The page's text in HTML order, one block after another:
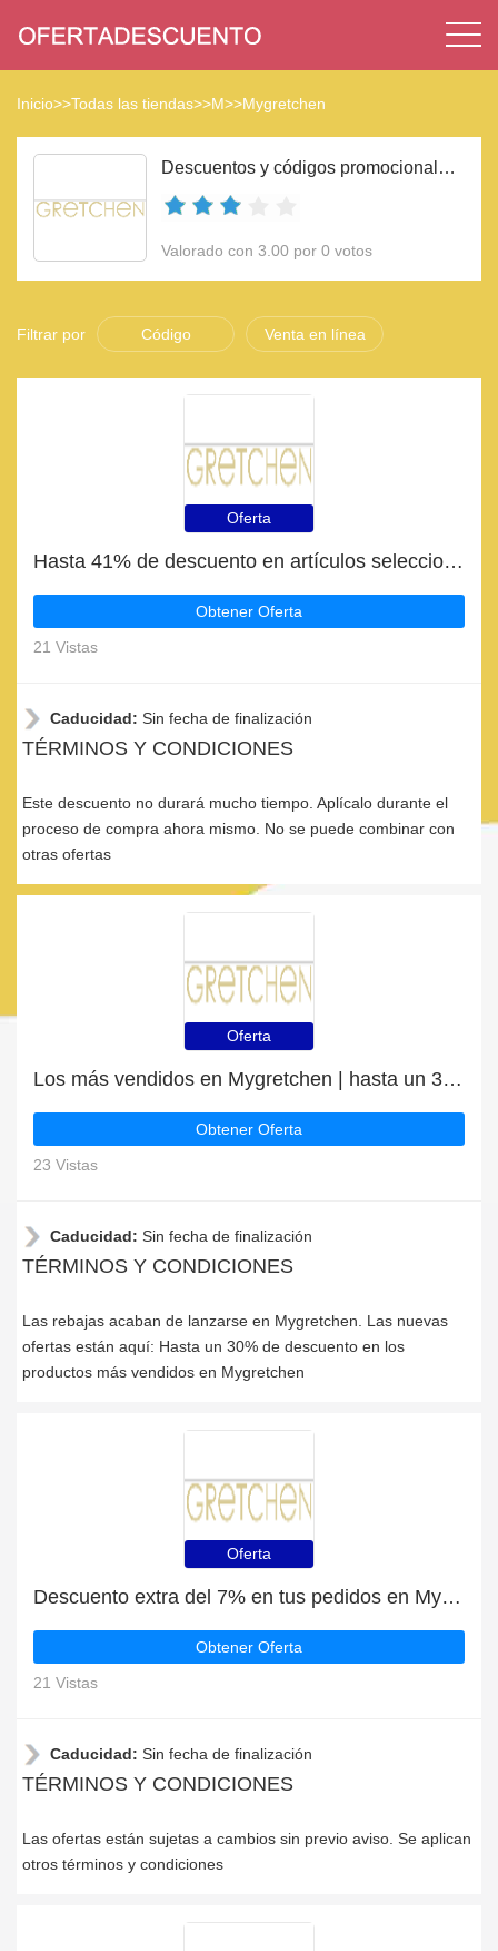
Inicio>>Todas las tiendas>>M>>Mygretchen
Descuentos y códigos promocionales Mygretchen 2023
Valorado con 3.00 por 0 votos
Filtrar por Código Venta en línea
Oferta
Hasta 41% de descuento en artículos seleccionados
Obtener Oferta
21 Vistas
Caducidad: Sin fecha de finalización
TÉRMINOS Y CONDICIONES
Este descuento no durará mucho tiempo. Aplícalo durante el
proceso de compra ahora mismo. No se puede combinar con
otras ofertas
Oferta
Los más vendidos en Mygretchen | hasta un 30% de descuento
Obtener Oferta
23 Vistas
Caducidad: Sin fecha de finalización
TÉRMINOS Y CONDICIONES
Las rebajas acaban de lanzarse en Mygretchen. Las nuevas
ofertas están aquí: Hasta un 30% de descuento en los
productos más vendidos en Mygretchen
Oferta
Descuento extra del 7% en tus pedidos en Mygretchen
Obtener Oferta
21 Vistas
Caducidad: Sin fecha de finalización
TÉRMINOS Y CONDICIONES
Las ofertas están sujetas a cambios sin previo aviso. Se aplican
otros términos y condiciones